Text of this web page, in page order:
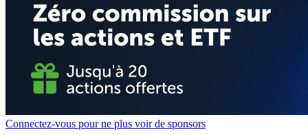
Connectez-vous pour ne plus voir de sponsors